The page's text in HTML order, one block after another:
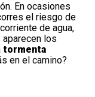
En ocasiones
el riesgo de
de agua,
los
tormenta
en el camino?